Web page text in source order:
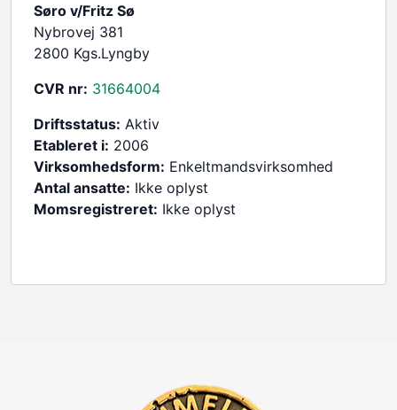
Søro v/Fritz Sø
Nybrovej 381
2800 Kgs.Lyngby
CVR nr: 31664004
Driftsstatus: Aktiv
Etableret i: 2006
Virksomhedsform: Enkeltmandsvirksomhed
Antal ansatte: Ikke oplyst
Momsregistreret: Ikke oplyst